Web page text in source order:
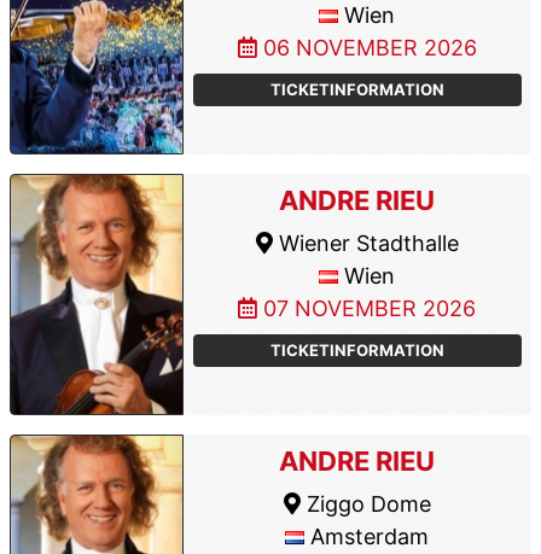
Wien
06 NOVEMBER 2026
TICKETINFORMATION
ANDRE RIEU
Wiener Stadthalle
Wien
07 NOVEMBER 2026
TICKETINFORMATION
ANDRE RIEU
Ziggo Dome
Amsterdam